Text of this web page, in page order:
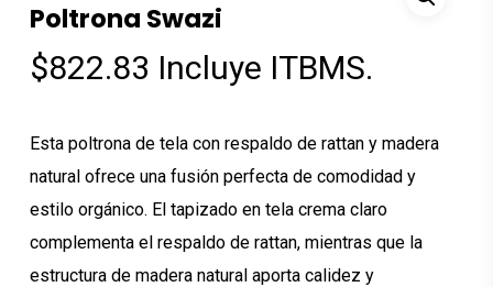
Poltrona Swazi
$822.83 Incluye ITBMS.
Esta poltrona de tela con respaldo de rattan y madera
natural ofrece una fusión perfecta de comodidad y
estilo orgánico. El tapizado en tela crema claro
complementa el respaldo de rattan, mientras que la
estructura de madera natural aporta calidez y